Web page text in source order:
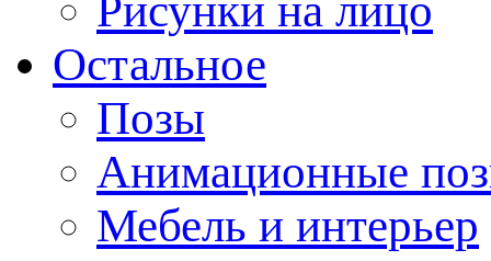
Остальное
Позы
Анимационные
Мебель и интерьер